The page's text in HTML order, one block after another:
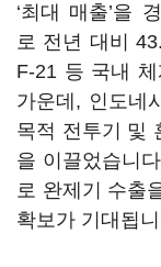
‘최대 매출’을
로 전년 대비
F-21 등 국내
가운데, 인도네
목적 전투기 및
을 이끌었습니
로 완제기 수출
확보가 기대됩